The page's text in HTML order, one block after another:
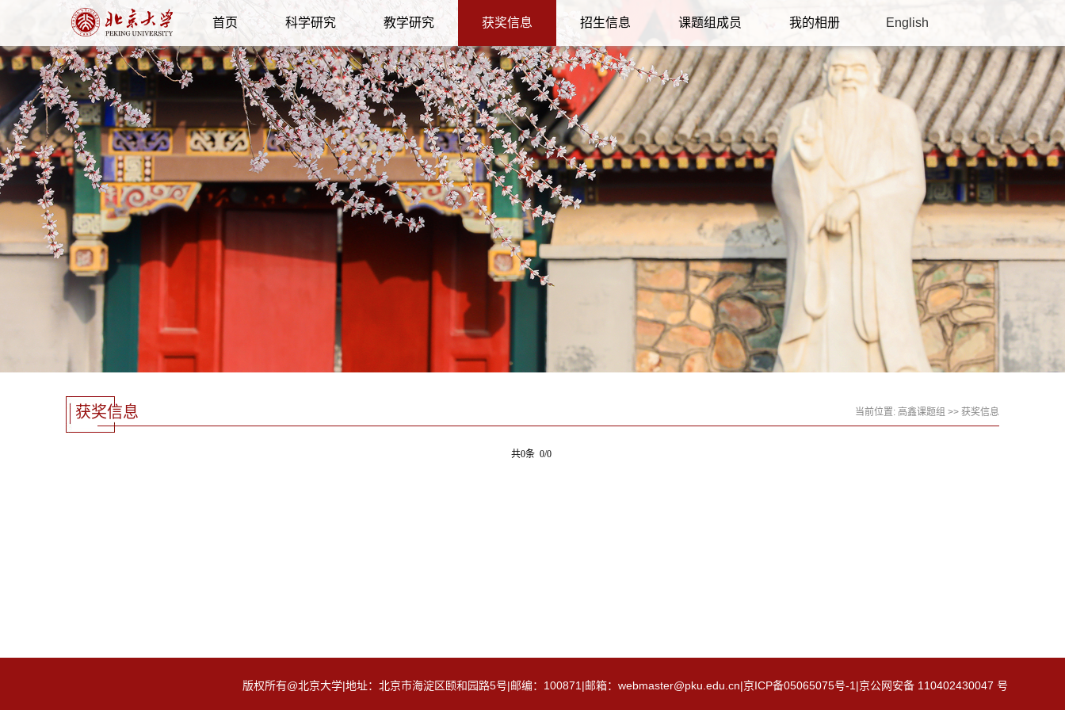
English
首页 科学研究 教学研究 获奖信息 招生信息 课题组成员 我的相册
获奖信息 当前位置: 高鑫课题组 >> 获奖信息
共0条 0/0
版权所有@北京大学|地址：北京市海淀区颐和园路5号|邮编：100871|邮箱：webmaster@pku.edu.cn|京ICP备05065075号-1|京公网安备 110402430047 号